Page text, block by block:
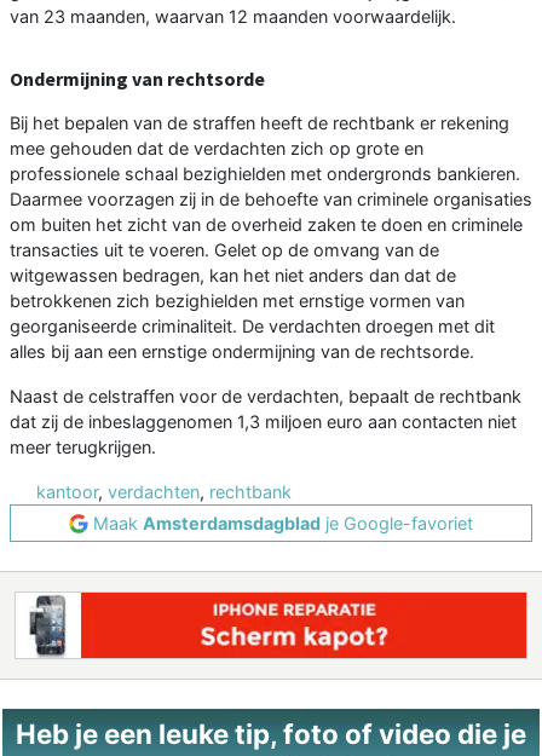
van 23 maanden, waarvan 12 maanden voorwaardelijk.
Ondermijning van rechtsorde
Bij het bepalen van de straffen heeft de rechtbank er rekening
mee gehouden dat de verdachten zich op grote en
professionele schaal bezighielden met ondergronds bankieren.
Daarmee voorzagen zij in de behoefte van criminele organisaties
om buiten het zicht van de overheid zaken te doen en criminele
transacties uit te voeren. Gelet op de omvang van de
witgewassen bedragen, kan het niet anders dan dat de
betrokkenen zich bezighielden met ernstige vormen van
georganiseerde criminaliteit. De verdachten droegen met dit
alles bij aan een ernstige ondermijning van de rechtsorde.
Naast de celstraffen voor de verdachten, bepaalt de rechtbank
dat zij de inbeslaggenomen 1,3 miljoen euro aan contacten niet
meer terugkrijgen.
kantoor, verdachten, rechtbank
Maak Amsterdamsdagblad je Google-favoriet
Heb je een leuke tip, foto of video die je